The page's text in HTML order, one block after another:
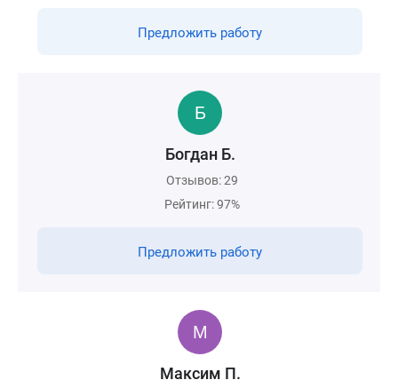
Предложить работу
Богдан Б.
Отзывов: 29
Рейтинг: 97%
Предложить работу
Максим П.